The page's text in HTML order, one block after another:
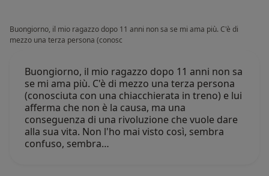
Buongiorno, il mio ragazzo dopo 11 anni non sa se mi ama più. C'è di
mezzo una terza persona (conosc
Buongiorno, il mio ragazzo dopo 11 anni non sa
se mi ama più. C'è di mezzo una terza persona
(conosciuta con una chiacchierata in treno) e lui
afferma che non è la causa, ma una
conseguenza di una rivoluzione che vuole dare
alla sua vita. Non l'ho mai visto così, sembra
confuso, sembra…